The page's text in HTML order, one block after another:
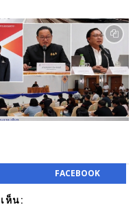
FACEBOOK
ห็น: